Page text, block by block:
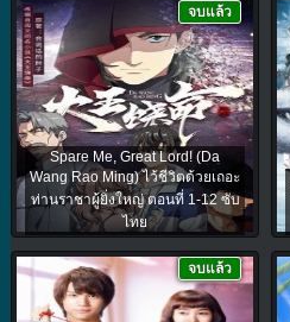
Spare Me, Great Lord! (Da
Wang Rao Ming) ไว้ชีวิตด้วยเถอะ
ท่านราชาผู้ยิ่งใหญ่ ตอนที่ 1-12 ซับ
ไทย
จบแล้ว
จบแล้ว